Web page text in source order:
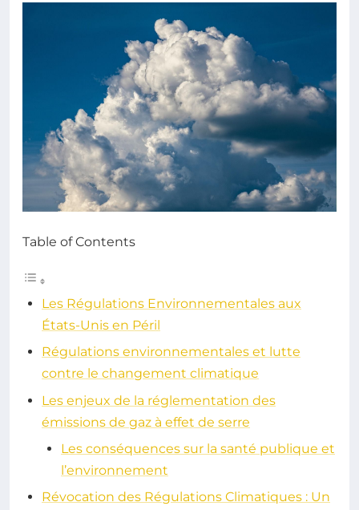
Table of Contents
Les Régulations Environnementales aux
États-Unis en Péril
Régulations environnementales et lutte
contre le changement climatique
Les enjeux de la réglementation des
émissions de gaz à effet de serre
Les conséquences sur la santé publique et
l’environnement
Révocation des Régulations Climatiques : Un